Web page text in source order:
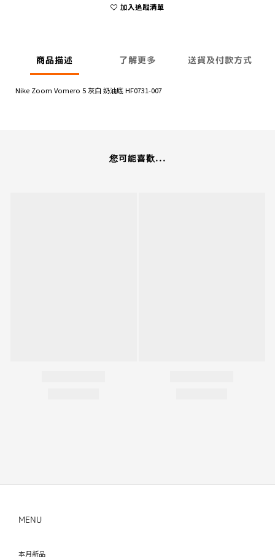
加入追蹤清單
商品描述 了解更多 送貨及付款方式
Nike Zoom Vomero 5 灰白 奶油底 HF0731-007
您可能喜歡...
MENU
本月新品